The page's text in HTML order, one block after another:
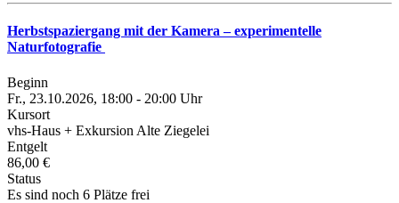
Herbstspaziergang mit der Kamera – experimentelle
Naturfotografie
Beginn
Fr., 23.10.2026, 18:00 - 20:00 Uhr
Kursort
vhs-Haus + Exkursion Alte Ziegelei
Entgelt
86,00 €
Status
Es sind noch 6 Plätze frei